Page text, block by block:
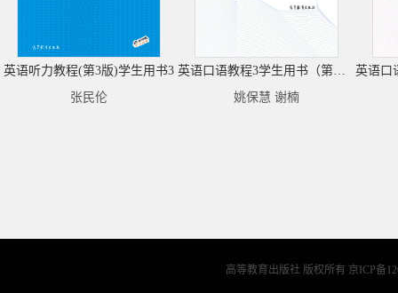
英语听力教程(第3版)学生用书3
张民伦
英语口语教程3学生用书（第三版）
姚保慧 谢楠
高等教育出版社 版权所有 京ICP备